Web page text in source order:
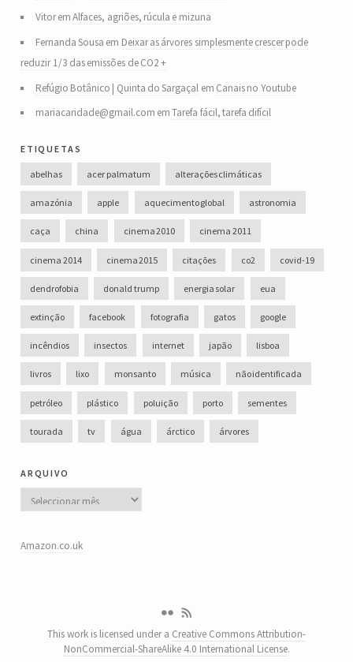
VitoremAlfaces, agriões, rúcula e mizuna
Fernanda Sousa em Deixar as árvores simplesmente crescer pode
reduzir 1/3 das emissões de CO2 +
Refúgio Botânico | Quinta do Sargaçal em Canais no Youtube
mariacaridade@gmail.com emTarefa fácil, tarefa difícil
etiquetas
abelhas acer palmatum alterações climáticas
amazónia apple aquecimento global astronomia
caça china cinema 2010 cinema 2011
cinema 2014 cinema 2015 citações co2 covid-19
dendrofobia donald trump energia solar eua
extinção facebook fotografia gatos google
incêndios insectos internet japão lisboa
livros lixo monsanto música não identificada
petróleo plástico poluição porto sementes
tourada tv água árctico árvores
arquivo
Arquivo
Amazon.co.uk
This work is licensed under a Creative Commons Attribution-
NonCommercial-ShareAlike 4.0 International License.